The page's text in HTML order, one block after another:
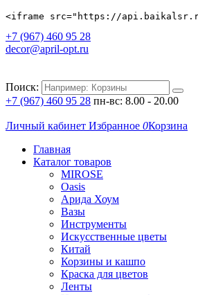
<iframe src="https://
+7 (967) 460 95 28
decor@april-opt.ru
Поиск:
+7 (967) 460 95 28 пн-вс: 8.00 - 20.00
Личный кабинет Избранное 0Корзина
Главная
Каталог товаров
MIROSE
Oasis
Арида Хоум
Вазы
Инструменты
Искусственные цветы
Китай
Корзины и кашпо
Краска для цветов
Ленты